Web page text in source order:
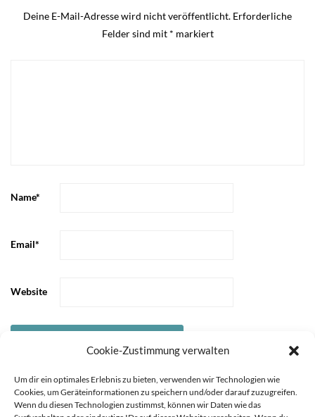
Cookie-Zustimmung verwalten
Um dir ein optimales Erlebnis zu bieten, verwenden wir Technologien wie
Cookies, um Geräteinformationen zu speichern und/oder darauf zuzugreifen.
Wenn du diesen Technologien zustimmst, können wir Daten wie das
Deine E-Mail-Adresse wird nicht veröffentlicht. Erforderliche
Felder sind mit * markiert
Name*
Email*
Website